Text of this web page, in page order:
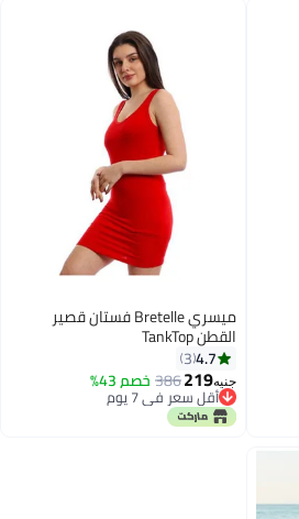
ميسري Bretelle فستان قصير
القطن TankTop
4.7
3
جنيه219
386 خصم 43%
أقل سعر في 7 يوم
أقل سعر في 7 يوم